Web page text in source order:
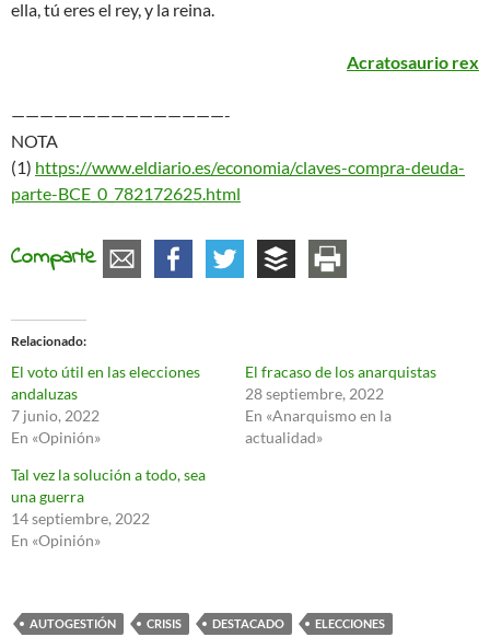
ella, tú eres el rey, y la reina.
Acratosaurio rex
———————————————-
NOTA
(1) https://www.eldiario.es/economia/claves-compra-deuda-
parte-BCE_0_782172625.html
Comparte
Relacionado
El voto útil en las elecciones
andaluzas
7 junio, 2022
En «Opinión»
El fracaso de los anarquistas
28 septiembre, 2022
En «Anarquismo en la
actualidad»
Tal vez la solución a todo, sea
una guerra
14 septiembre, 2022
En «Opinión»
AUTOGESTIÓN CRISIS DESTACADO
ELECCIONES